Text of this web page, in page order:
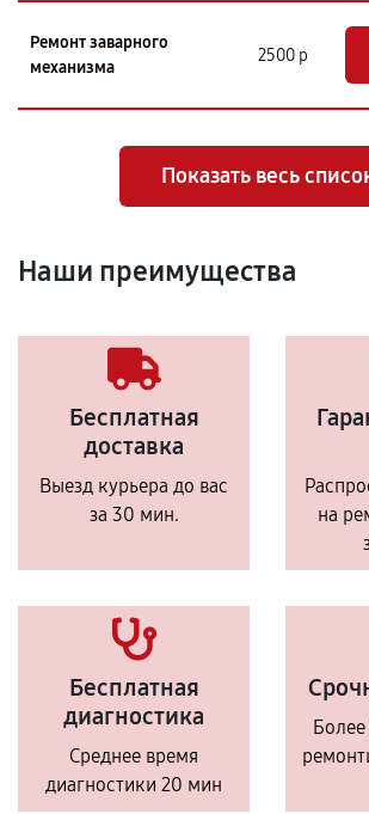
Ремонт заварного
механизма
2500 р
Показать весь
Наши преимущества
Бесплатная
доставка
Выезд курьера до вас
за 30 мин.
на
Бесплатная
диагностика
Среднее время
диагностики 20 мин